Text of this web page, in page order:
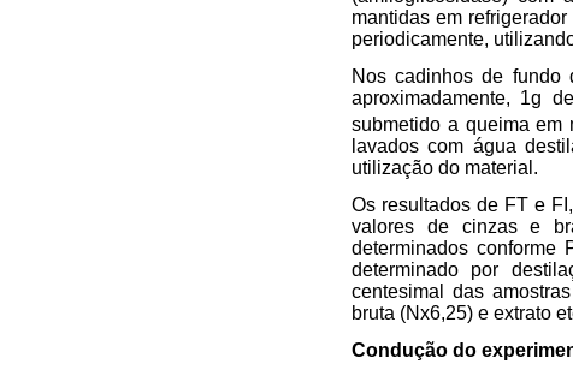
mantidas em
periodicamente,
Nos cadinhos de fundo
aproximadamente, 1g
submetido a queima em
lavados com água
utilização do material.
Os resultados de FT e
valores de cinzas e
determinados conforme
determinado por
centesimal das
bruta (Nx6,25) e extrato
Condução do